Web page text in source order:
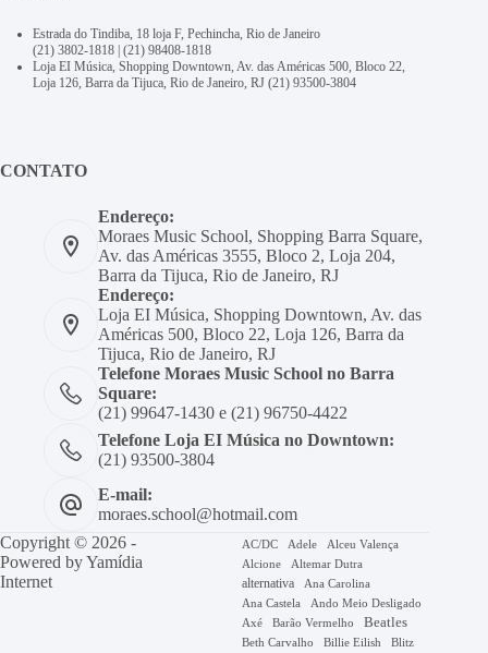
Estrada do Tindiba, 18 loja F, Pechincha, Rio de Janeiro
(21) 3802-1818 | (21) 98408-1818
Loja EI Música, Shopping Downtown, Av. das Américas 500, Bloco 22,
Loja 126, Barra da Tijuca, Rio de Janeiro, RJ (21) 93500-3804
CONTATO
Endereço:
Moraes Music School, Shopping Barra Square,
Av. das Américas 3555, Bloco 2, Loja 204,
Barra da Tijuca, Rio de Janeiro, RJ
Endereço:
Loja EI Música, Shopping Downtown, Av. das
Américas 500, Bloco 22, Loja 126, Barra da
Tijuca, Rio de Janeiro, RJ
Telefone Moraes Music School no Barra
Square:
(21) 99647-1430 e (21) 96750-4422
Telefone Loja EI Música no Downtown:
(21) 93500-3804
E-mail:
moraes.school@hotmail.com
Copyright © 2026 -
Powered byYamídia
Internet
AC/DC Adele
Alceu Valença
Alcione
Altemar Dutra
alternativa
Ana Carolina
Ana Castela
Ando Meio Desligado
Axé Barão Vermelho Beatles
Beth Carvalho Billie Eilish
Blitz